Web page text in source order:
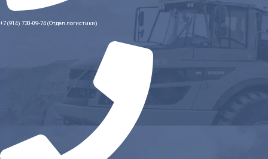
+7 (914) 730-09-74 (Отдел логистики)